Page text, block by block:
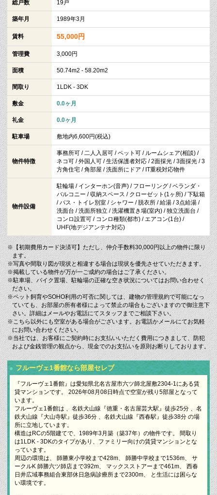
総戸数 19戸
築年月 1989年3月
賃料 55,000円
管理費 3,000円
面積 50.74m2 - 58.20m2
間取り 1LDK - 3DK
敷金 0.0ヶ月
礼金 0.0ヶ月
駐車場 敷地内6,600円(税込)
物件特徴
事務所可 / 二人入居可 / ペット可 / ルームシェア(相談) /
ネコ可 / 外国人可 / 生活保護者対応 / 2面採光 / 3面採光 / 3
方角住宅 / 角部屋 / 洗面所にドア / IT重税対応物件
物件設備
駐輪場 / インターホン(音声) / フローリング / ベランダ・
バルコニー / 収納スペース / クローゼット(1ヶ所) / 下駄箱
/ バス・トイレ別室 / シャワー / 脱衣所 / 給湯 / 3点給湯 /
洗面台 / 洗面所独立 / 洗濯機置き場(室内) / 独立洗面台 /
コンロ設置可 / コンロ種類(都市) / エアコン(1台) /
UHF(地デジアンテナ対応)
※【初期費用カード決済可】ただし、仲介手数料30,000円以上の物件に限り
ます。
※写真や間取り図が現状と相違する場合は現状を優先させていただきます。
※掲載している物件が万が一ご成約の場合はご了承ください。
※駐車場、バイク置場、駐輪場の正確な空き状況についてはお問い合わせく
ださい。
※ペット飼育やSOHO利用の可否に関しては、建物の管理規約で可能になっ
ていても、お部屋の所有者様によって禁止の場合もございますので御注意下
さい。詳細はメールやお電話にてスタッフまでご相談下さい。
※こちら以外にも空室がある場合がございます。お電話かメールにてお気軽
にお問い合わせください。
※当社では、お客様にご契約時にお支払いいただく費用につきまして、防犯
および金銭管理の観点から、現金でのお支払いを原則お断りしております。
フルーヴェ1番館なら部屋セレブ
『フルーヴェ1番館』は愛知県北名古屋市六ツ師北屋敷2304-1にある賃
貸マンションです。 2026年08月08日時点で空室が残り5部屋となって
います。
フルーヴェ1番館は 、名鉄犬山線『徳重・名古屋芸大駅』徒歩25分 、名
鉄犬山線『大山寺駅』徒歩36分 、名鉄犬山線『西春駅』徒歩38分 の場
所に立地しています。
構造はRCの5階建てで、1989年3月築（築37年）の物件です。 間取り
は1LDK - 3DKのタイプがあり、ファミリー向けの賃貸マンションとな
っています。
周辺の環境は、 師勝東小学校まで428m、 師勝中学校まで1536m、 サ
ークルK 師勝六ツ師店まで392m、 マックスストアーまで461m、 西春
日井広域事務組合東部休日急病診療所まで2300m、 と生活には困らな
い環境です。